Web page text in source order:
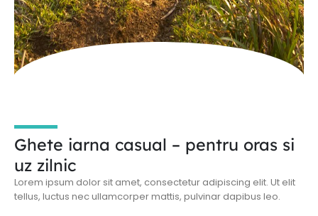
Ghete iarna casual – pentru oras si
uz zilnic
Lorem ipsum dolor sit amet, consectetur adipiscing elit. Ut elit
tellus, luctus nec ullamcorper mattis, pulvinar dapibus leo.